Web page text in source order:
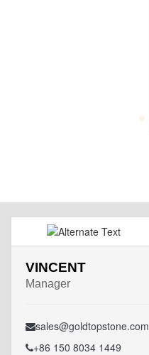
VINCENT
Manager
sales@goldtopstone.com
+86 150 8034 1449